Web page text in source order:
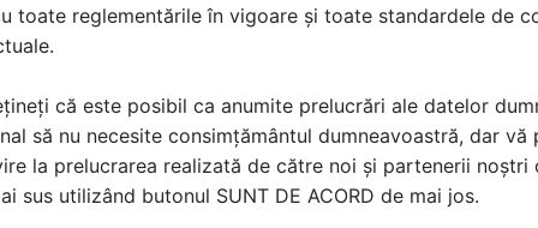
includ simetria, repetiția și echilibrul, care,
potrivite este crucială în crearea unui caroiaj
subtile, pentru un look sofisticat, până la combinații
precum lemnul, ceramica sau textilele, pot
toate reglementările în vigoare și toate standardele de
că este posibil ca anumite prelucrări ale datelor
să nu necesite consimțământul dumneavoastră, dar vă
la prelucrarea realizată de către noi și partenerii noștri
sus utilizând butonul SUNT DE ACORD de mai jos.